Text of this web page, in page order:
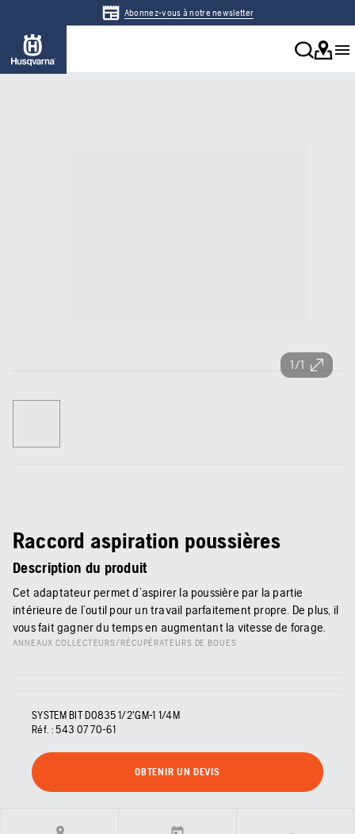
Abonnez-vous à notre newsletter
1/1
Raccord aspiration poussières
Description du produit
Cet adaptateur permet d’aspirer la poussière par la partie
intérieure de l’outil pour un travail parfaitement propre. De plus, il
vous fait gagner du temps en augmentant la vitesse de forage.
ANNEAUX COLLECTEURS/RÉCUPÉRATEURS DE BOUES
SYSTEM BIT D0835 1/2'GM-1 1/4M
Réf. : 543 07 70‑61
OBTENIR UN DEVIS